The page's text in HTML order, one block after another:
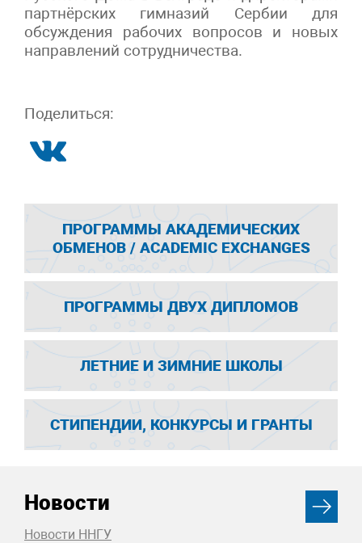
партнёрских гимназий Сербии для
обсуждения рабочих вопросов и новых
направлений сотрудничества.
Поделиться:
ПРОГРАММЫ АКАДЕМИЧЕСКИХ
ОБМЕНОВ / ACADEMIC EXCHANGES
ПРОГРАММЫ ДВУХ ДИПЛОМОВ
ЛЕТНИЕ И ЗИМНИЕ ШКОЛЫ
СТИПЕНДИИ, КОНКУРСЫ И ГРАНТЫ
Новости
Новости ННГУ